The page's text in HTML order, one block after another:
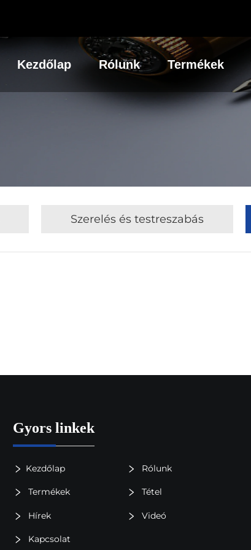
Kezdőlap Rólunk Termékek
Szerelés és testreszabás
Gyors linkek
Kezdőlap Rólunk
Termékek Tétel
Hírek Videó
Kapcsolat